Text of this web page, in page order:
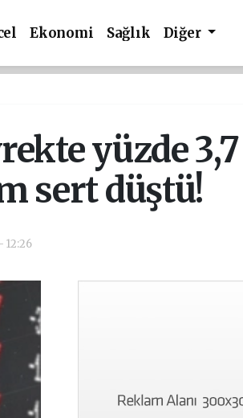
Ekonomi Sağlık Diğer
yüzde 3,7
sert düştü!
12:26